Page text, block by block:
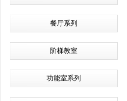
餐厅系列
阶梯教室
功能室系列